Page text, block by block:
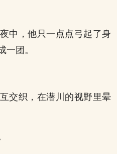
中，他只一点点弓起了身
一团。
交织，在潜川的视野里晕